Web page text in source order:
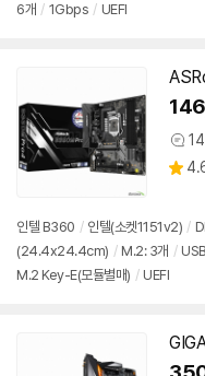
6개 / 1Gbps / UEFI
상
품
14
별
인텔 B360 / 인텔(소켓1151v2) /
(24.4x24.4cm) / M.2: 3개 /
M.2 Key-E(모듈별매) / UEFI